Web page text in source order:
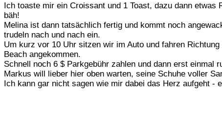
Ich toaste mir ein Croissant und 1 Toast, dazu dann
bäh!
Melina ist dann tatsächlich fertig und kommt noch
trudeln nach und nach ein.
Um kurz vor 10 Uhr sitzen wir im Auto und fahren
Beach angekommen.
Schnell noch 6 $ Parkgebühr zahlen und dann erst einmal
Markus will lieber hier oben warten, seine Schuhe voller
Ich kann gar nicht sagen wie mir dabei das Herz aufgeht -